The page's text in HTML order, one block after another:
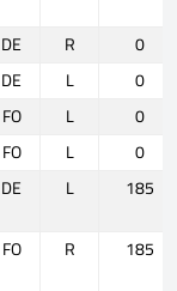
DE R
0
DE L
0
FO L
0
FO L
0
DE L
185
FO R
185